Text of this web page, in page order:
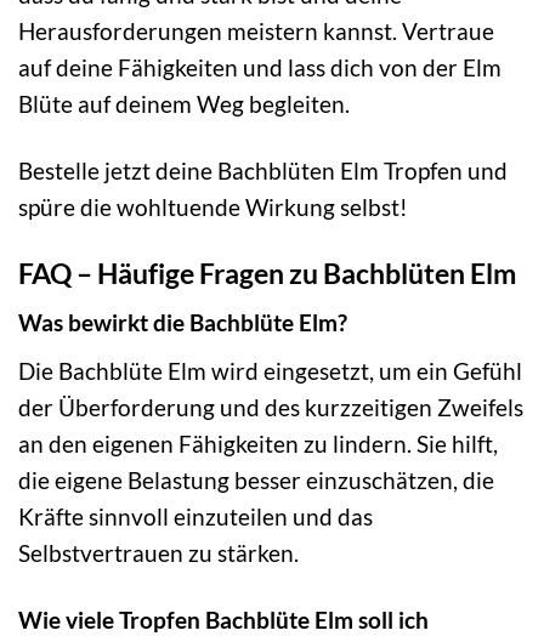
Herausforderungen meistern kannst. Vertraue
auf deine Fähigkeiten und lass dich von der Elm
Blüte auf deinem Weg begleiten.
Bestelle jetzt deine Bachblüten Elm Tropfen und
spüre die wohltuende Wirkung selbst!
FAQ – Häufige Fragen zu Bachblüten Elm
Was bewirkt die Bachblüte Elm?
Die Bachblüte Elm wird eingesetzt, um ein Gefühl
der Überforderung und des kurzzeitigen Zweifels
an den eigenen Fähigkeiten zu lindern. Sie hilft,
die eigene Belastung besser einzuschätzen, die
Kräfte sinnvoll einzuteilen und das
Selbstvertrauen zu stärken.
Wie viele Tropfen Bachblüte Elm soll ich